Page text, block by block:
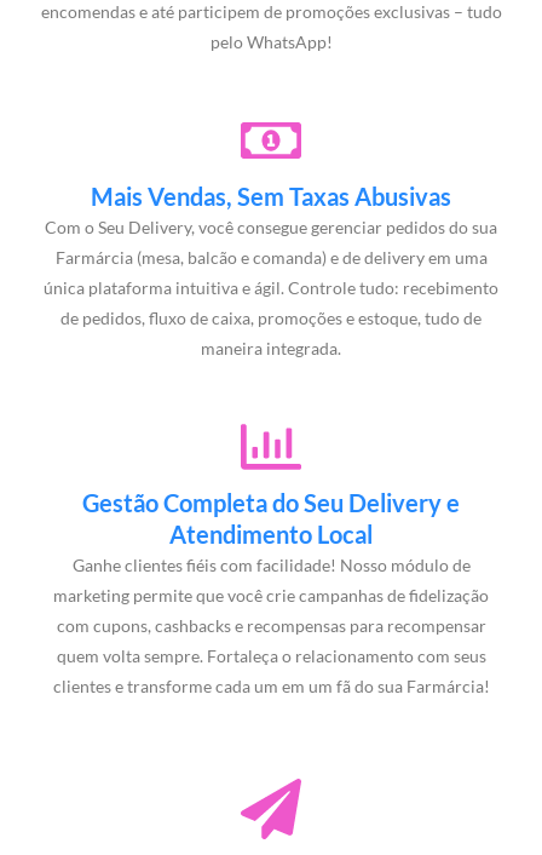
encomendas e até participem de promoções exclusivas – tudo
pelo WhatsApp!
Mais Vendas, Sem Taxas Abusivas
Com o Seu Delivery, você consegue gerenciar pedidos do sua
Farmárcia (mesa, balcão e comanda) e de delivery em uma
única plataforma intuitiva e ágil. Controle tudo: recebimento
de pedidos, fluxo de caixa, promoções e estoque, tudo de
maneira integrada.
Gestão Completa do Seu Delivery e
Atendimento Local
Ganhe clientes fiéis com facilidade! Nosso módulo de
marketing permite que você crie campanhas de fidelização
com cupons, cashbacks e recompensas para recompensar
quem volta sempre. Fortaleça o relacionamento com seus
clientes e transforme cada um em um fã do sua Farmárcia!